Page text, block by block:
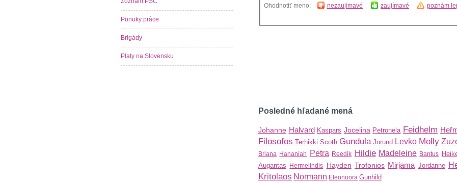
Ohodnotiť meno: nezaujímavé zaujímavé poznám
Posledné hľadané mená
Johanne Halvard Kaspars Jocelina Petronela Feidhelm
Filosofos Terhikki Scoth Gundula Jorund Levko Molly
Briana Hananiah Petra Reedik Hildie Madeleine Bantus
Augantas Hermelindis Hayden Trofonios Mirjama Jordanne
Kritolaos Normann Eleonoora Gunhild
Ponuky práce
Brigády
Platy na Slovensku